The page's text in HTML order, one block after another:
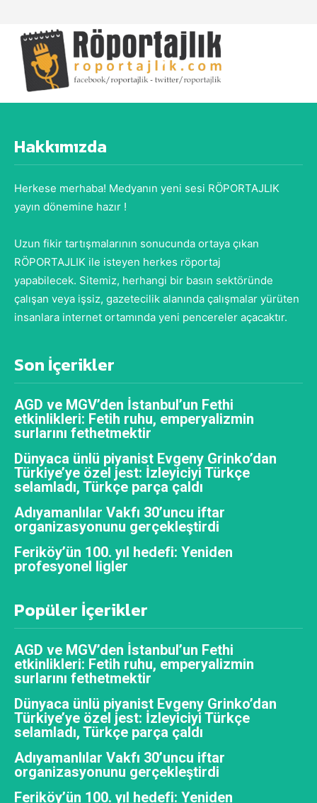
Hakkımızda
Herkese merhaba! Medyanın yeni sesi RÖPORTAJLIK
yayın dönemine hazır !
Uzun fikir tartışmalarının sonucunda ortaya çıkan
RÖPORTAJLIK ile isteyen herkes röportaj
yapabilecek. Sitemiz, herhangi bir basın sektöründe
çalışan veya işsiz, gazetecilik alanında çalışmalar yürüten
insanlara internet ortamında yeni pencereler açacaktır.
Son İçerikler
AGD ve MGV’den İstanbul’un Fethi
etkinlikleri: Fetih ruhu, emperyalizmin
surlarını fethetmektir
Dünyaca ünlü piyanist Evgeny Grinko’dan
Türkiye’ye özel jest: İzleyiciyi Türkçe
selamladı, Türkçe parça çaldı
Adıyamanlılar Vakfı 30’uncu iftar
organizasyonunu gerçekleştirdi
Feriköy’ün 100. yıl hedefi: Yeniden
profesyonel ligler
Popüler İçerikler
AGD ve MGV’den İstanbul’un Fethi
etkinlikleri: Fetih ruhu, emperyalizmin
surlarını fethetmektir
Dünyaca ünlü piyanist Evgeny Grinko’dan
Türkiye’ye özel jest: İzleyiciyi Türkçe
selamladı, Türkçe parça çaldı
Adıyamanlılar Vakfı 30’uncu iftar
organizasyonunu gerçekleştirdi
Feriköy’ün 100. yıl hedefi: Yeniden